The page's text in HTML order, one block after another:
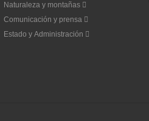
Naturaleza y montañas
Comunicación y prensa
Estado y Administración